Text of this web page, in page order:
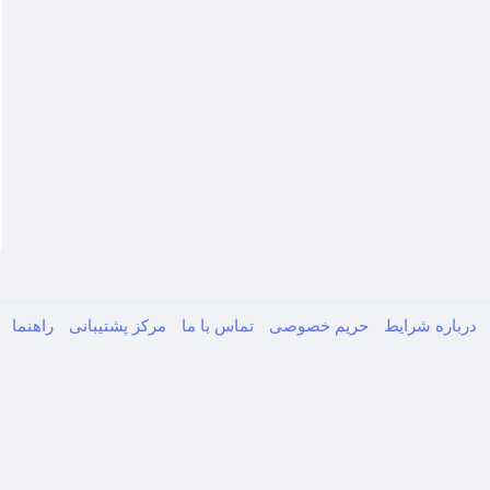
درباره شرایط حریم خصوصی تماس با ما مرکز پشتیبانی راهنما